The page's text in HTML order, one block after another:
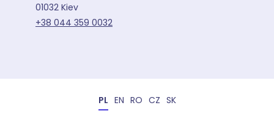
01032 Kiev
+38 044 359 0032
PL EN RO CZ SK